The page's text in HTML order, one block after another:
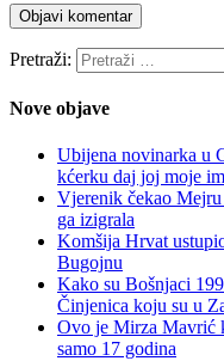
Pretraži:
Nove objave
Ubijena novinarka u
kćerku daj joj moje
Vjerenik čekao Mejru
ga izigrala
Komšija Hrvat
Bugojnu
Kako su Bošnjaci
Činjenica koju su u
Ovo je Mirza Mavrić
samo 17 godina